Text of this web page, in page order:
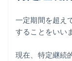
一定期間を超え
することをいい
現在、特定継続